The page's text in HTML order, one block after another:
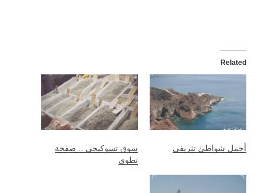
Related
أجمل شواطئ تنريفي
سوق تسوكيجي .. صفحة
تطوى